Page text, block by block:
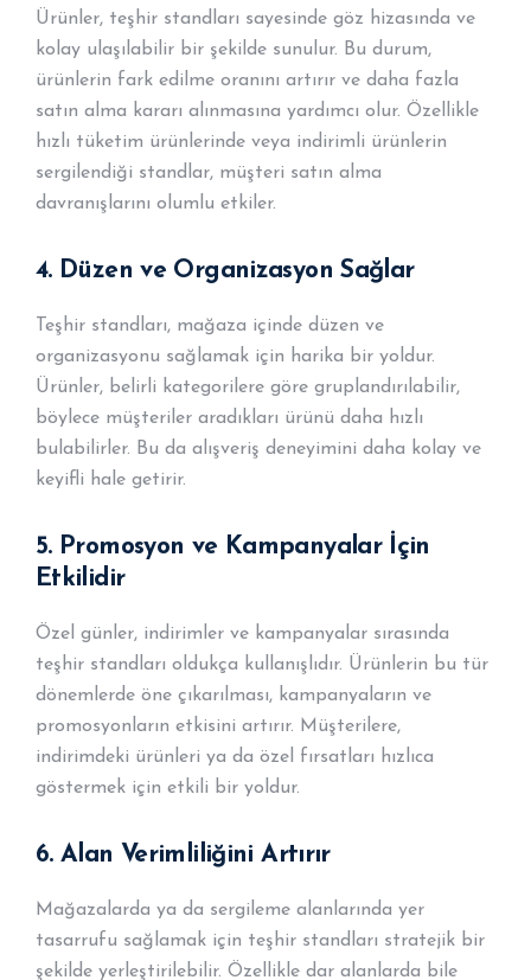
Ürünler, teşhir standları sayesinde göz hizasında ve
kolay ulaşılabilir bir şekilde sunulur. Bu durum,
ürünlerin fark edilme oranını artırır ve daha fazla
satın alma kararı alınmasına yardımcı olur. Özellikle
hızlı tüketim ürünlerinde veya indirimli ürünlerin
sergilendiği standlar, müşteri satın alma
davranışlarını olumlu etkiler.
4. Düzen ve Organizasyon Sağlar
Teşhir standları, mağaza içinde düzen ve
organizasyonu sağlamak için harika bir yoldur.
Ürünler, belirli kategorilere göre gruplandırılabilir,
böylece müşteriler aradıkları ürünü daha hızlı
bulabilirler. Bu da alışveriş deneyimini daha kolay ve
keyifli hale getirir.
5. Promosyon ve Kampanyalar İçin
Etkilidir
Özel günler, indirimler ve kampanyalar sırasında
teşhir standları oldukça kullanışlıdır. Ürünlerin bu tür
dönemlerde öne çıkarılması, kampanyaların ve
promosyonların etkisini artırır. Müşterilere,
indirimdeki ürünleri ya da özel fırsatları hızlıca
göstermek için etkili bir yoldur.
6.Alan Verimliliğini Artırır
Mağazalarda ya da sergileme alanlarında yer
tasarrufu sağlamak için teşhir standları stratejik bir
şekilde yerleştirilebilir. Özellikle dar alanlarda bile